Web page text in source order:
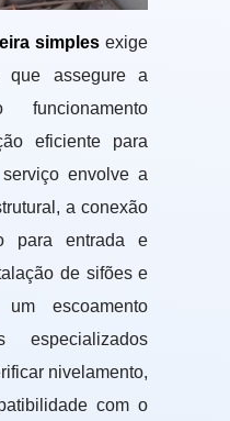
simplesexige
que assegure a
eficiente para
envolve a
a conexão
para entrada e
de sifões e
um escoamento
especializados
nivelamento,
com o